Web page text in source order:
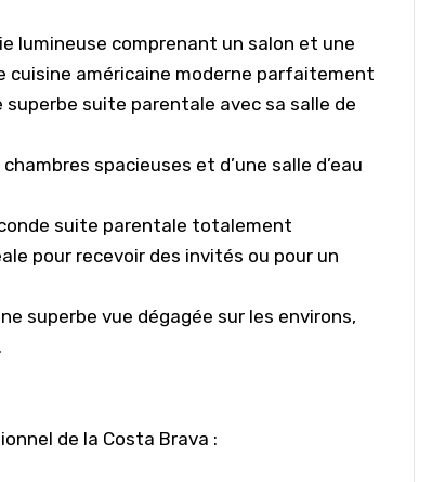
lumineuse comprenant un salon et une
cuisine américaine moderne parfaitement
superbe suite parentale avec sa salle de
spacieuses et d’une salle d’eau
suite parentale totalement
pour recevoir des invités ou pour un
superbe vue dégagée sur les environs,
de la Costa Brava :